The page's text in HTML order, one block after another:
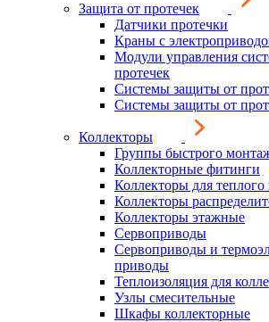
Защита от протечек
Датчики протечки
Краны с
Модули управления
протечек
Системы защиты от
Системы защиты от
Коллекторы
Группы быстрого
Коллекторные фитинги
Коллекторы для теплого
Коллекторы
Коллекторы этажные
Сервоприводы
Сервоприводы и
приводы
Теплоизоляция для
Узлы смесительные
Шкафы коллекторные